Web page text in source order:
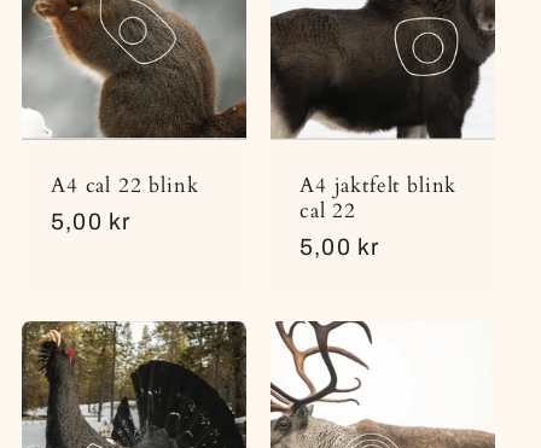
A4 cal 22 blink
Vanlig
5,00 kr
A4 jaktfelt blink
cal 22
Vanlig
5,00 kr